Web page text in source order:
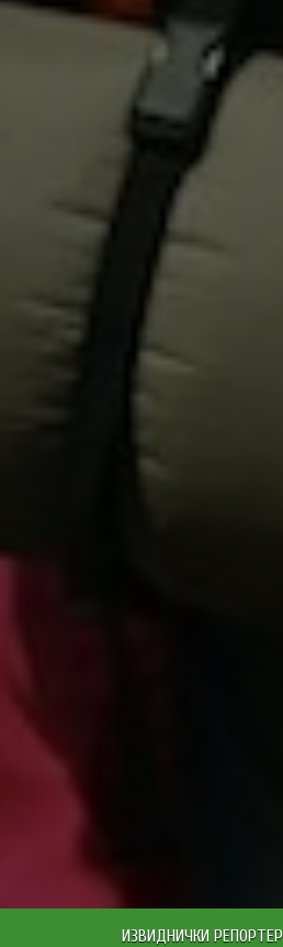
ИЗВИДНИЧКИ РЕПОРТЕР